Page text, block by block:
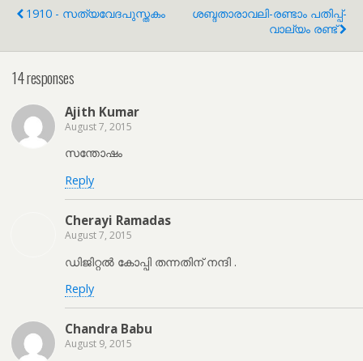
1910 - സത്യവേദപുസ്തകം
ശബ്ദതാരാവലി-രണ്ടാം പതിപ്പ്-
വാല്യം രണ്ട്
14 responses
Ajith Kumar
August 7, 2015
സന്തോഷം
Reply
Cherayi Ramadas
August 7, 2015
ഡിജിറ്റല്‍ കോപ്പി തന്നതിന് നന്ദി .
Reply
Chandra Babu
August 9, 2015